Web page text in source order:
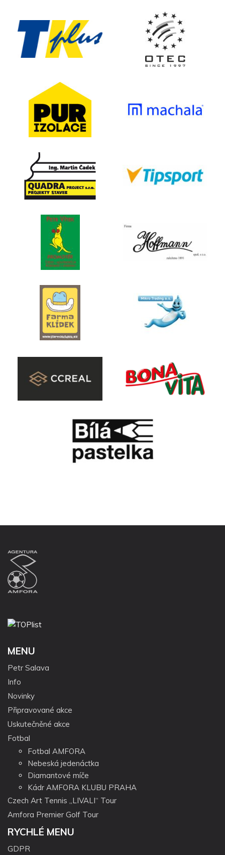
MENU
Petr Salava
Info
Novinky
Připravované akce
Uskutečněné akce
Fotbal
Fotbal AMFORA
Nebeská jedenáctka
Diamantové míče
Kádr AMFORA KLUBU PRAHA
Czech Art Tennis „LIVALI“ Tour
Amfora Premier Golf Tour
RYCHLÉ MENU
GDPR